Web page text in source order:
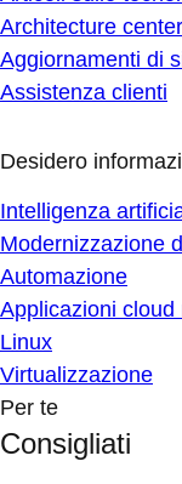
Architecture center
Aggiornamenti di
Assistenza clienti
Desidero
Intelligenza
Modernizzazione
Automazione
Applicazioni cloud
Linux
Virtualizzazione
Per te
Consigliati